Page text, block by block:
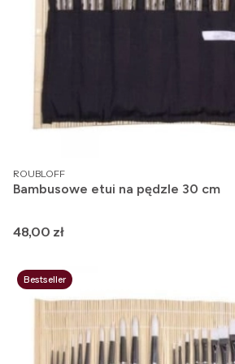
PRODUCENT
ROUBLOFF
Bambusowe etui na pędzle 30 cm
Cena
48,00 zł
Bestseller